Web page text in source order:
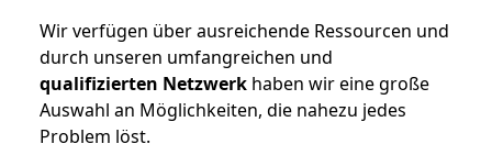
Wir verfügen über ausreichende Ressourcen und
durch unseren umfangreichen und
qualifizierten Netzwerk haben wir eine große
Auswahl an Möglichkeiten, die nahezu jedes
Problem löst.